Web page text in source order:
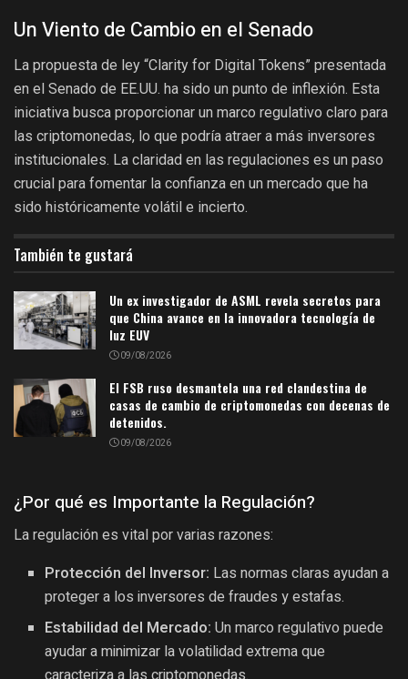
Un Viento de Cambio en el Senado
La propuesta de ley “Clarity for Digital Tokens” presentada
en el Senado de EE.UU. ha sido un punto de inflexión. Esta
iniciativa busca proporcionar un marco regulativo claro para
las criptomonedas, lo que podría atraer a más inversores
institucionales. La claridad en las regulaciones es un paso
crucial para fomentar la confianza en un mercado que ha
sido históricamente volátil e incierto.
También te gustará
Un ex investigador de ASML revela secretos para
que China avance en la innovadora tecnología de
luz EUV
09/08/2026
El FSB ruso desmantela una red clandestina de
casas de cambio de criptomonedas con decenas de
detenidos.
09/08/2026
¿Por qué es Importante la Regulación?
La regulación es vital por varias razones:
Protección del Inversor: Las normas claras ayudan a
proteger a los inversores de fraudes y estafas.
Estabilidad del Mercado: Un marco regulativo puede
ayudar a minimizar la volatilidad extrema que